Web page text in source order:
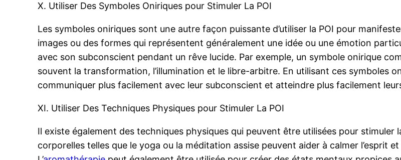
X. Utiliser Des Symboles Oniriques pour Stimuler La POI
Les symboles oniriques sont une autre façon puissante d’utiliser la POI pour
images ou des formes qui représentent généralement une idée ou une émotion
avec son subconscient pendant un rêve lucide. Par exemple, un symbole onirique
souvent la transformation, l’illumination et le libre-arbitre. En utilisant ces symboles
communiquer plus facilement avec leur subconscient et atteindre plus facilement
XI. Utiliser Des Techniques Physiques pour Stimuler La POI
Il existe également des techniques physiques qui peuvent être utilisées pour stimuler
corporelles telles que le yoga ou la méditation assise peuvent aider à calmer l’esprit